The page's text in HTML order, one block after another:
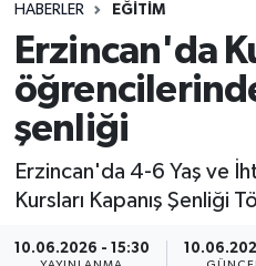
HABERLER EĞİTİM
Erzincan'da
şenliği
Erzincan'da 4-6 Yaş ve
Kursları Kapanış Şenliği
10.06.2026 - 15:30
Rize Jandarma
Bilim Teknoloji
Bölge
Advertising news
Canlı Maç
Süper Lig Puan
Tüm Manşetler
Son Dakika Haberleri
Haber Arşivi